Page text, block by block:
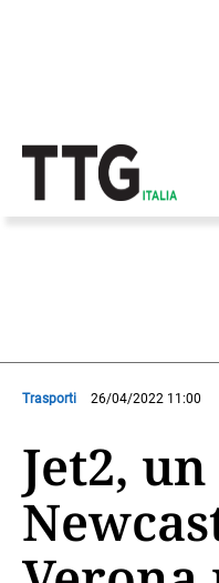
Trasporti 26/04/2022 11:00
Jet2,